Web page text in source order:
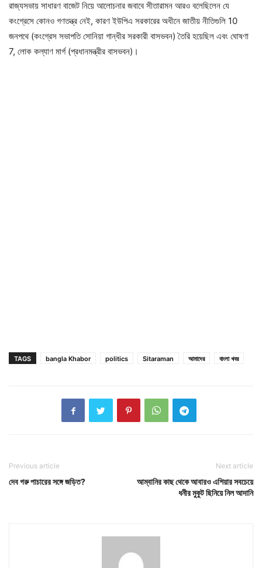
রাজ্যসভায় সাধারণ বাজেট নিয়ে আলোচনার জবাবে সীতারামন আরও বলেছিলেন যে
কংগ্রেসে কোনও গণতন্ত্র নেই, কারণ ইউপিএ সরকারের অধীনে জাতীয় নীতিগুলি 10
জনপথে (কংগ্রেস সভাপতি সোনিয়া গান্ধীর সরকারী বাসভবন) তৈরি হয়েছিল এবং ঘোষণা
7, লোক কল্যাণ মার্গ (প্রধানমন্ত্রীর বাসভবন)।
TAGS bangla Khabor politics Sitaraman আমাদের বাংলা খবর
Previous article
দেব গরু পাচারের সঙ্গে জড়িত?
Next article
আম্বানির কাছ থেকে আবারও এশিয়ার সবচেয়ে
ধনীর মুকুট ছিনিয়ে নিল আদানি